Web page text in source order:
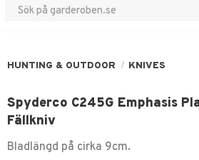
HUNTING & OUTDOOR KNIVES
Spyderco C245G Emphasis
Fällkniv
Bladlängd på cirka 9cm.